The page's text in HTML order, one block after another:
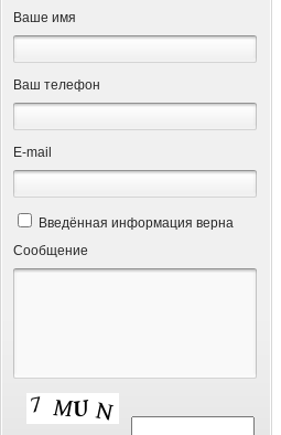
Ваше имя
Ваш телефон
Е-mail
Введённая информация верна
Сообщение